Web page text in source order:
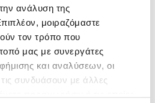
ανάλυση της
μοιραζόμαστε
τον τρόπο που
μας με συνεργάτες
και αναλύσεων, οι
συνδυάσουν με άλλες